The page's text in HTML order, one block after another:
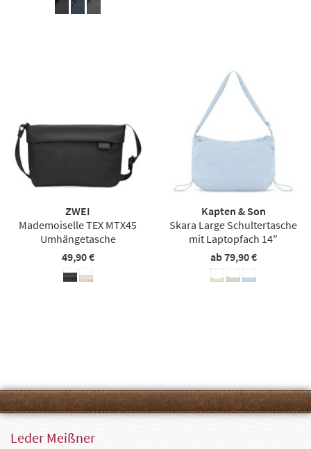
ZWEI
Mademoiselle TEX MTX45
Umhängetasche
49,90 €
Kapten & Son
Skara Large Schultertasche
mit Laptopfach 14″
ab 79,90 €
Leder Meißner